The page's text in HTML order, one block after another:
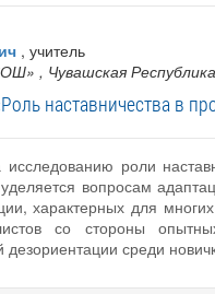
, учитель
, Чувашская
наставничества в
роли
вопросам
характерных для
со стороны
среди